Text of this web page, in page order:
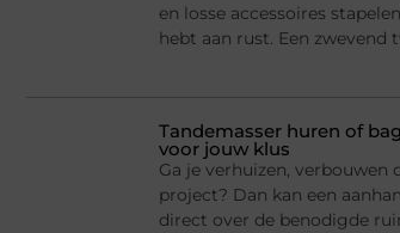
en losse accessoires
hebt aan rust. Een
Tandemasser huren of
voor jouw klus
Ga je verhuizen,
project? Dan kan een
direct over de benodigde